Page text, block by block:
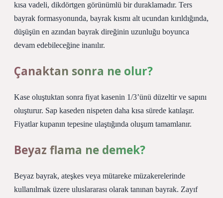
kısa vadeli, dikdörtgen görünümlü bir duraklamadır. Ters
bayrak formasyonunda, bayrak kısmı alt ucundan kırıldığında,
düşüşün en azından bayrak direğinin uzunluğu boyunca
devam edebileceğine inanılır.
Çanaktan sonra ne olur?
Kase oluştuktan sonra fiyat kasenin 1/3’ünü düzeltir ve sapını
oluşturur. Sap kaseden nispeten daha kısa sürede katılaşır.
Fiyatlar kupanın tepesine ulaştığında oluşum tamamlanır.
Beyaz flama ne demek?
Beyaz bayrak, ateşkes veya mütareke müzakerelerinde
kullanılmak üzere uluslararası olarak tanınan bayrak. Zayıf